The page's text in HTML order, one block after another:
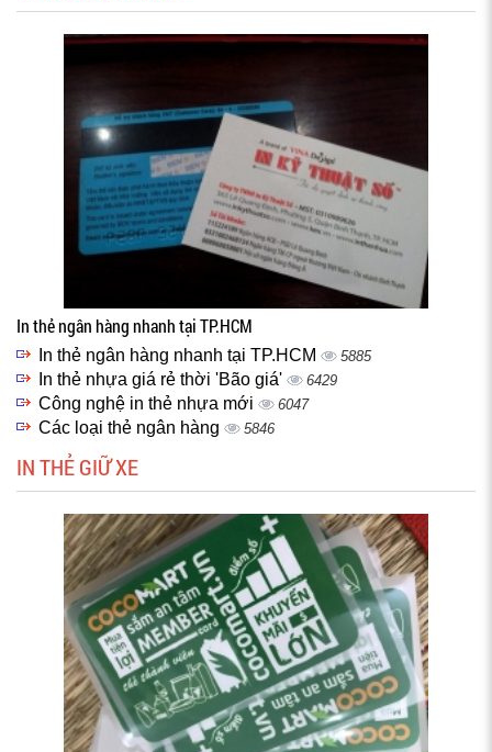
In thẻ ngân hàng nhanh tại TP.HCM
In thẻ ngân hàng nhanh tại TP.HCM 5885
In thẻ nhựa giá rẻ thời 'Bão giá' 6429
Công nghệ in thẻ nhựa mới 6047
Các loại thẻ ngân hàng 5846
IN THẺ GIỮ XE